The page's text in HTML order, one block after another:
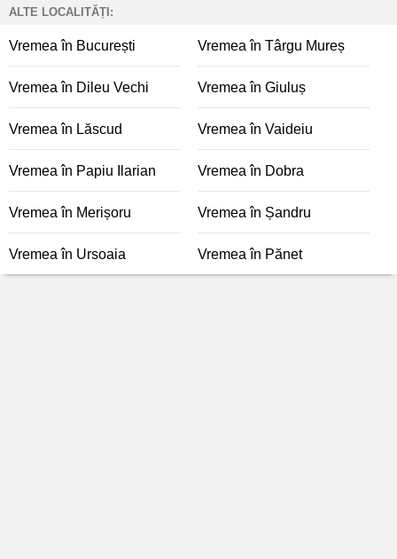
ALTE LOCALITĂȚI:
Vremea în București Vremea în Târgu Mureș
Vremea în Dileu Vechi Vremea în Giuluș
Vremea în Lăscud Vremea în Vaideiu
Vremea în Papiu Ilarian Vremea în Dobra
Vremea în Merișoru Vremea în Șandru
Vremea în Ursoaia Vremea în Pănet